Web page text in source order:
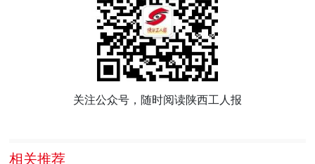
关注公众号，随时阅读陕西工人报
相关推荐